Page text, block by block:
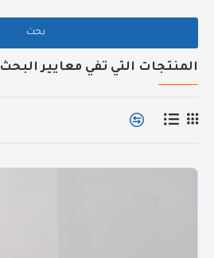
بحث
المنتجات التي تفي معايير البحث